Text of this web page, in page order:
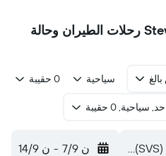
مطار Stevens Village (SVS) رحلات الطيران وحالة
سياحية 0 حقيبة
سياحية, 0 حقيبة
Stevens Village (SVS) ن 7/9 - ن 14/9